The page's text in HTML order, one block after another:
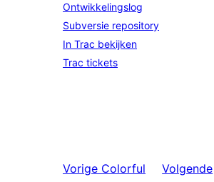
Ontwikkelingslog
Subversie repository
In Trac bekijken
Trac tickets
Vorige Colorful
Volgende